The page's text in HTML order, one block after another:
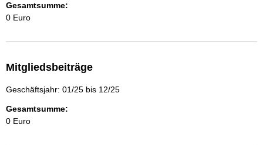
Gesamtsumme:
0 Euro
Mitgliedsbeiträge
Geschäftsjahr: 01/25 bis 12/25
Gesamtsumme:
0 Euro